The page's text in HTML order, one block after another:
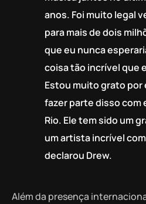
anos. Foi muito legal
para mais de dois
que eu nunca
coisa tão incrível que
Estou muito grato
fazer parte disso com
Rio. Ele tem sido um
um artista incrível
declarou Drew.
Além da presença